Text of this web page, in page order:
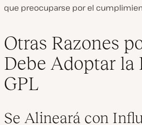
que preocuparse por el
Otras Razones
Debe Adoptar la
GPL
Se Alineará con